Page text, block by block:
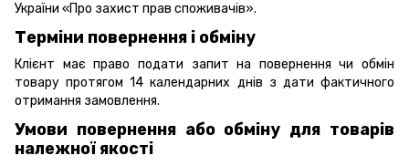
України «Про захист прав споживачів».
Терміни повернення і обміну
Клієнт має право подати запит на повернення чи обмін
товару протягом 14 календарних днів з дати фактичного
отримання замовлення.
Умови повернення або обміну для товарів
належної якості